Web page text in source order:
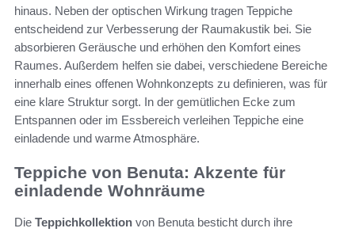
hinaus. Neben der optischen Wirkung tragen Teppiche
entscheidend zur Verbesserung der Raumakustik bei. Sie
absorbieren Geräusche und erhöhen den Komfort eines
Raumes. Außerdem helfen sie dabei, verschiedene Bereiche
innerhalb eines offenen Wohnkonzepts zu definieren, was für
eine klare Struktur sorgt. In der gemütlichen Ecke zum
Entspannen oder im Essbereich verleihen Teppiche eine
einladende und warme Atmosphäre.
Teppiche von Benuta: Akzente für
einladende Wohnräume
Die Teppichkollektion von Benuta besticht durch ihre